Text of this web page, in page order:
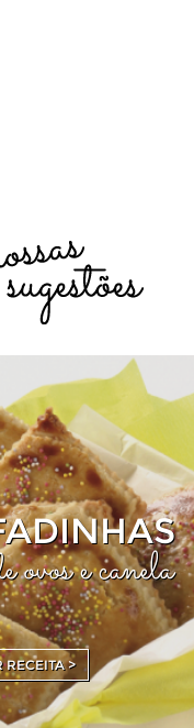
ovos e canela
RECEITA >